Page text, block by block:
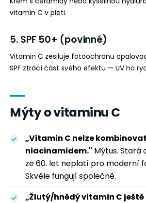
vitamin C v pleti.
5. SPF 50+ (povinné)
Vitamin C zesiluje fotoochranu
SPF ztrácí část svého efektu — UV ho
Mýty o vitaminu C
„Vitamin C nelze
niacinamidem." Mýtus. Stará
ze 60. let neplatí pro moderní
Skvěle fungují společně.
„Žlutý/hnědý vitamin C